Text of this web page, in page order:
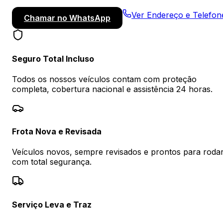
Chamar no WhatsApp Ver Endereço e
Seguro Total Incluso
Todos os nossos veículos contam com proteção
completa, cobertura nacional e assistência 24 horas.
Frota Nova e Revisada
Veículos novos, sempre revisados e prontos para
com total segurança.
Serviço Leva e Traz